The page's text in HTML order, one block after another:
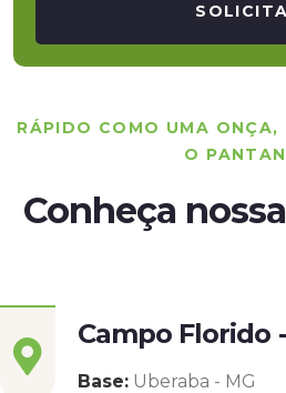
RÁPIDO COMO UMA ONÇA,
O
Conheça
Campo Florido -
Base: Uberaba - MG